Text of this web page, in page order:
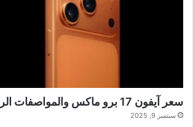
سعر آيفون 17 برو ماكس والمواصفات الرسمية
سبتمبر 9, 2025